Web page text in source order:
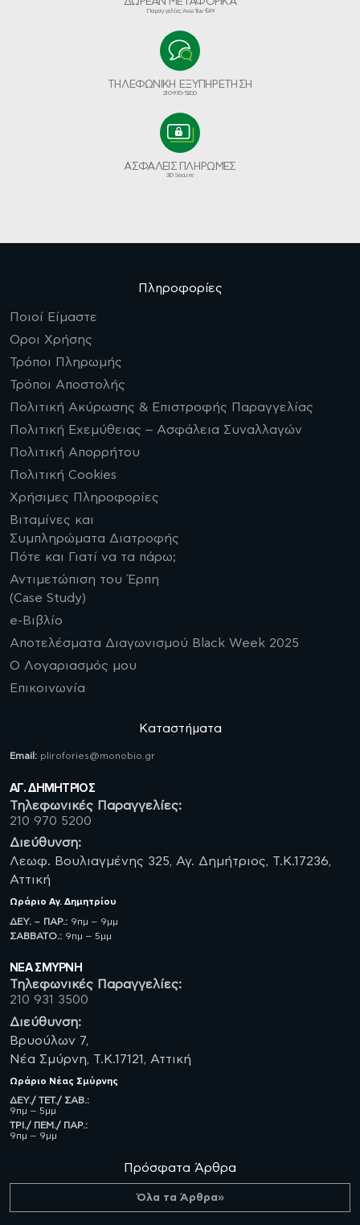
Παραγγελίες Άνω Των €49
ΤΗΛΕΦΩΝΙΚΗ ΕΞΥΠΗΡΕΤΗΣΗ
210-970-5200
ΑΣΦΑΛΕΙΣ ΠΛΗΡΩΜΕΣ
3D Secure
Πληροφορίες
Ποιοί Είμαστε
Οροι Χρήσης
Τρόποι Πληρωμής
Τρόποι Αποστολής
Πολιτική Ακύρωσης & Επιστροφής Παραγγελίας
Πολιτική Εχεμύθειας – Ασφάλεια Συναλλαγών
Πολιτική Απορρήτου
Πολιτική Cookies
Χρήσιμες Πληροφορίες
Βιταμίνες και
Συμπληρώματα Διατροφής
Πότε και Γιατί να τα πάρω;
Αντιμετώπιση του Έρπη
(Case Study)
e-Βιβλίο
Αποτελέσματα Διαγωνισμού Black Week 2025
Ο Λογαριασμός μου
Επικοινωνία
Καταστήματα
Email: plirofories@monobio.gr
ΑΓ. ΔΗΜΗΤΡΙΟΣ
Τηλεφωνικές Παραγγελίες:
210 970 5200
Διεύθυνση:
Λεωφ. Βουλιαγμένης 325, Αγ. Δημήτριος, Τ.Κ.17236,
Αττική
Ωράριο Αγ. Δημητρίου
ΔΕΥ. – ΠΑΡ.: 9πμ – 9μμ
ΣΑΒBATO.: 9πμ – 5μμ
ΝΈΑ ΣΜΥΡΝΗ
Τηλεφωνικές Παραγγελίες:
210 931 3500
Διεύθυνση:
Βρυούλων 7,
Νέα Σμύρνη, Τ.Κ.17121, Αττική
Ωράριο Νέας Σμύρνης
ΔΕΥ./ ΤΕΤ./ ΣΑΒ.:
9πμ – 5μμ
ΤΡΙ./ ΠΕΜ./ ΠΑΡ.:
9πμ – 9μμ
Πρόσφατα Άρθρα
Όλα τα Άρθρα»